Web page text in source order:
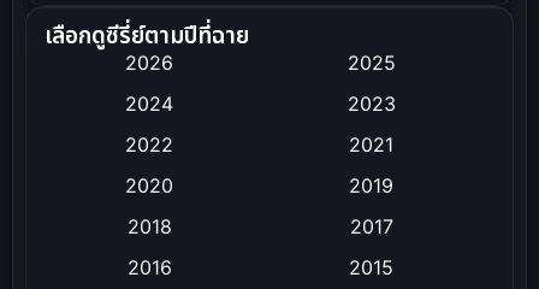
Healing History ประวัติศาสตร์
Horror สยองขวัญ
Inspirational แรงบันดาลใจ Love
Period ย้อนยุค Political การเมือง
Psychological จิตวิทยา Revenge
เลือกดูซีรี่ย์ตามปีที่ฉาย
2026
2025
2024
2023
2022
2021
2020
2019
2018
2017
2016
2015